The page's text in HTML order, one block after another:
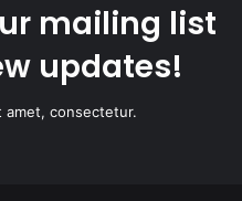
mailing list
updates!
amet, consectetur.